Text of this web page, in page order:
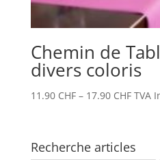
Chemin de
divers coloris
11.90 CHF– 17.90 CHF TVA
Recherche articles